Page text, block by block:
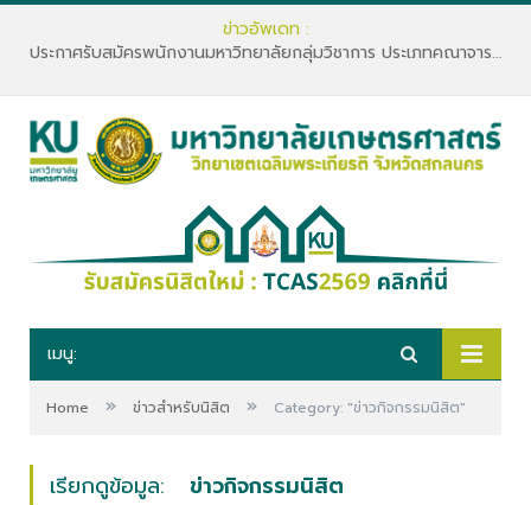
ข่าวอัพเดท :
ประกาศรับสมัครพนักงานมหาวิทยาลัยกลุ่มวิชาการ ประเภทคณาจารย์ประจำ คณะทรัพยากรธรรมชาติและอุตสาหกรรมเกษตร สังกัดภาควิชาเกษตรและทรัพยากร
เมนู:
Home » ข่าวสำหรับนิสิต » Category: "ข่าวกิจกรรมนิสิต"
เรียกดูข้อมูล: ข่าวกิจกรรมนิสิต